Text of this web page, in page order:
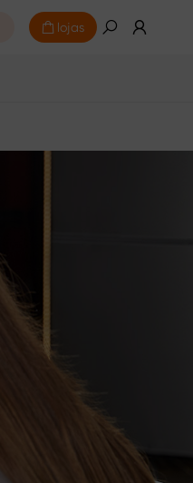
lojas